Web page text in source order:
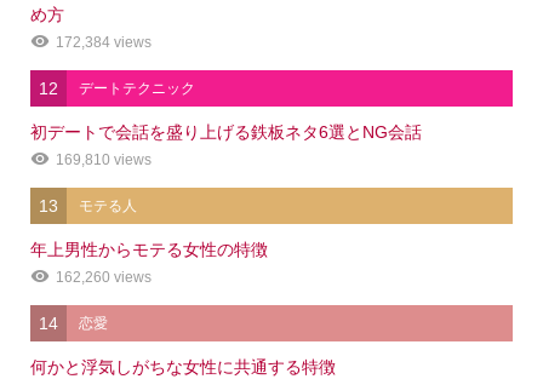
め方
172,384 views
12 デートテクニック
初デートで会話を盛り上げる鉄板ネタ6選とNG会話
169,810 views
13 モテる人
年上男性からモテる女性の特徴
162,260 views
14 恋愛
何かと浮気しがちな女性に共通する特徴